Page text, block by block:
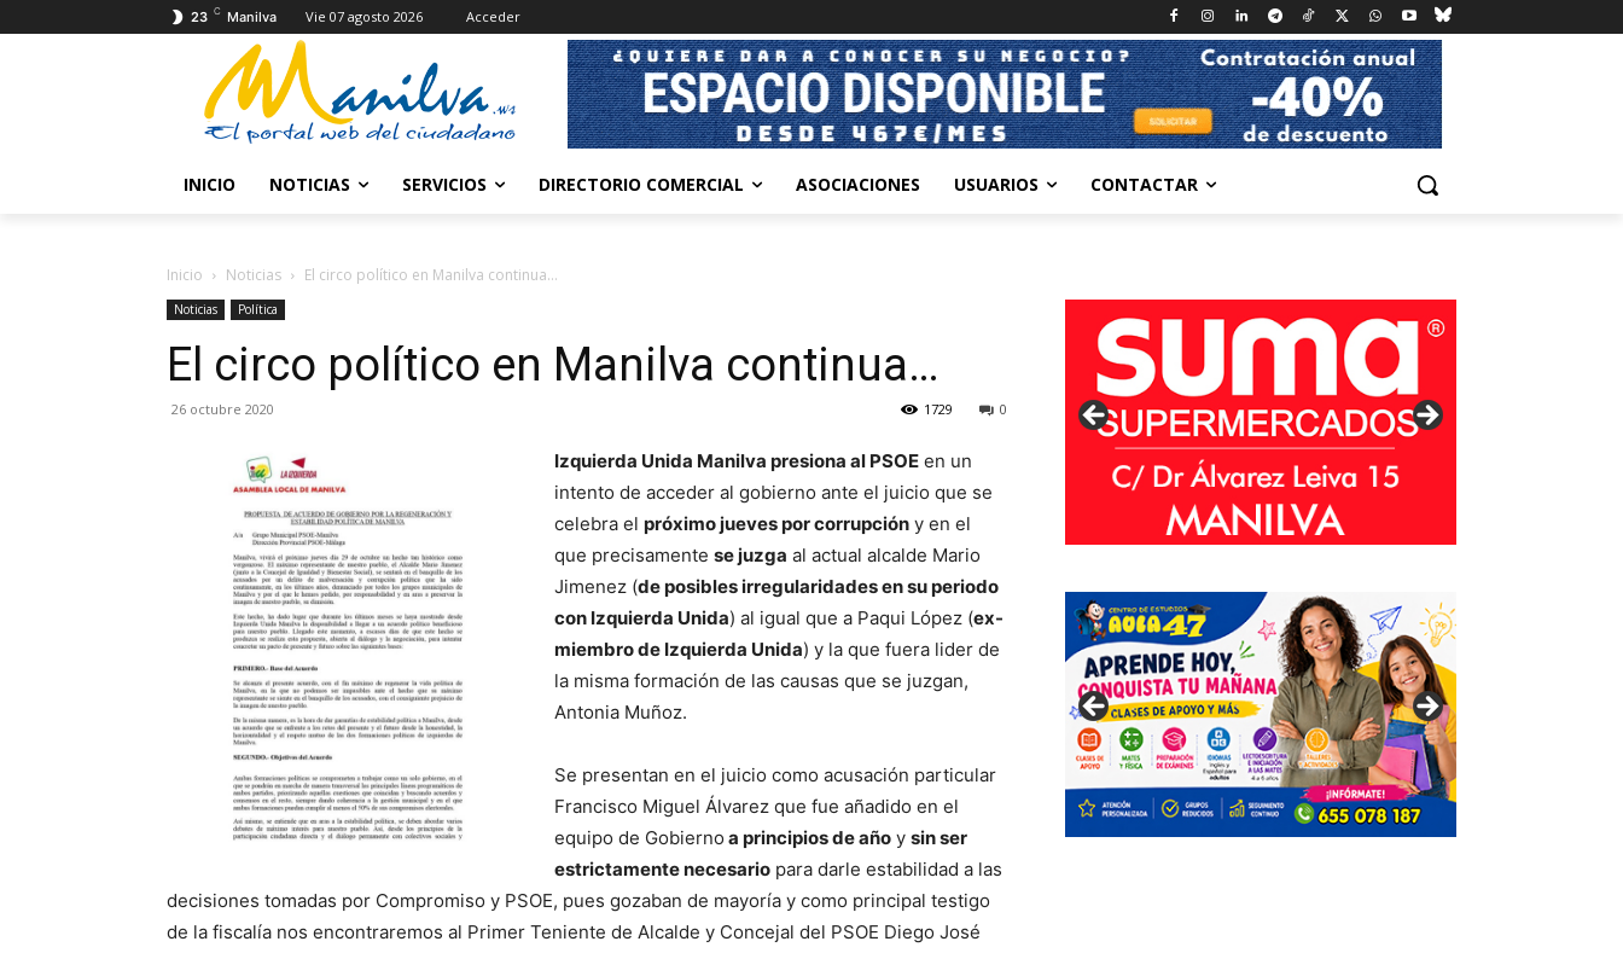
23 C Manilva Vie 07 agosto 2026 Acceder
INICIO NOTICIAS SERVICIOS DIRECTORIO COMERCIAL ASOCIACIONES USUARIOS CONTACTAR
Inicio Noticias El circo político en Manilva continua…
Noticias Política
El circo político en Manilva continua…
26 octubre 2020 0
1729
Izquierda Unida Manilva presiona al PSOE en un
intento de acceder al gobierno ante el juicio que se
celebra el próximo jueves por corrupción y en el
que precisamente se juzga al actual alcalde Mario
Jimenez (de posibles irregularidades en su periodo
con Izquierda Unida) al igual que a Paqui López (ex-
miembro de Izquierda Unida) y la que fuera lider de
la misma formación de las causas que se juzgan,
Antonia Muñoz.
Se presentan en el juicio como acusación particular
Francisco Miguel Álvarez que fue añadido en el
equipo de Gobierno a principios de año y sin ser
estrictamente necesario para darle estabilidad a las
decisiones tomadas por Compromiso y PSOE, pues gozaban de mayoría y como principal testigo
de la fiscalía nos encontraremos al Primer Teniente de Alcalde y Concejal del PSOE Diego José